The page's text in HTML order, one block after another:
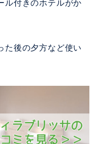
ル付きのホテルがか
た後の夕方など使い